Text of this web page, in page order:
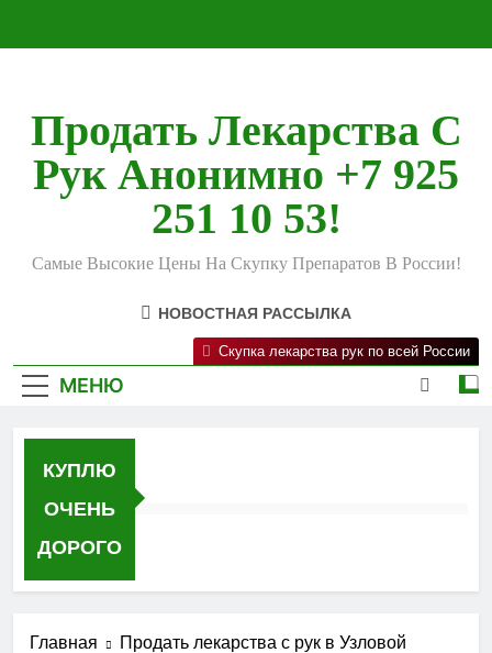
Продать Лекарства С
Рук Анонимно +7 925
251 10 53!
Самые Высокие Цены На Скупку Препаратов В России!
НОВОСТНАЯ РАССЫЛКА
МЕНЮ
Скупка лекарства рук по всей России
КУПЛЮ
ОЧЕНЬ
ДОРОГО
Главная Продать лекарства с рук в Узловой